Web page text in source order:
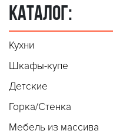
КАТАЛОГ:
Кухни
Шкафы-купе
Детские
Горка/Стенка
Мебель из массива